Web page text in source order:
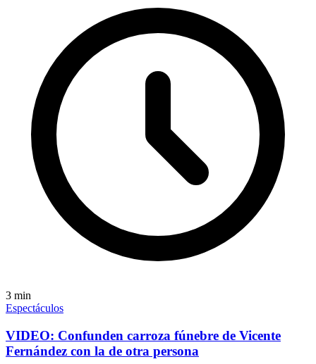
3 min
Espectáculos
VIDEO: Confunden carroza fúnebre de Vicente
Fernández con la de otra persona